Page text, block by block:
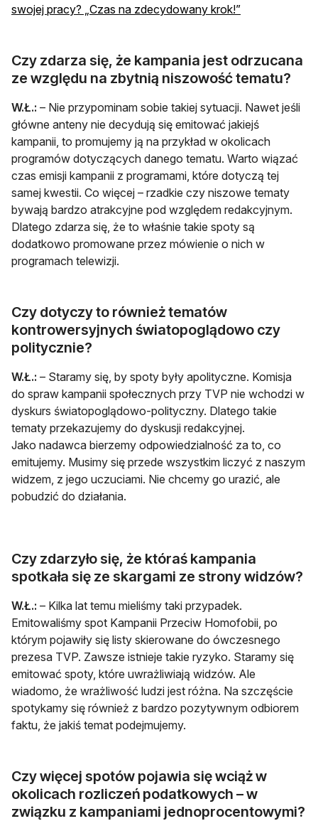
swojej pracy? „Czas na zdecydowany krok!”otwiera się w
Czy zdarza się, że kampania jest odrzucana
ze względu na zbytnią niszowość tematu?
W.Ł.: – Nie przypominam sobie takiej sytuacji. Nawet jeśli
główne anteny nie decydują się emitować jakiejś
kampanii, to promujemy ją na przykład w okolicach
programów dotyczących danego tematu. Warto wiązać
czas emisji kampanii z programami, które dotyczą tej
samej kwestii. Co więcej – rzadkie czy niszowe tematy
bywają bardzo atrakcyjne pod względem redakcyjnym.
Dlatego zdarza się, że to właśnie takie spoty są
dodatkowo promowane przez mówienie o nich w
programach telewizji.
Czy dotyczy to również tematów
kontrowersyjnych światopoglądowo czy
politycznie?
W.Ł.: – Staramy się, by spoty były apolityczne. Komisja
do spraw kampanii społecznych przy TVP nie wchodzi w
dyskurs światopoglądowo-polityczny. Dlatego takie
tematy przekazujemy do dyskusji redakcyjnej.
Jako nadawca bierzemy odpowiedzialność za to, co
emitujemy. Musimy się przede wszystkim liczyć z naszym
widzem, z jego uczuciami. Nie chcemy go urazić, ale
pobudzić do działania.
Czy zdarzyło się, że któraś kampania
spotkała się ze skargami ze strony widzów?
W.Ł.: – Kilka lat temu mieliśmy taki przypadek.
Emitowaliśmy spot Kampanii Przeciw Homofobii, po
którym pojawiły się listy skierowane do ówczesnego
prezesa TVP. Zawsze istnieje takie ryzyko. Staramy się
emitować spoty, które uwrażliwiają widzów. Ale
wiadomo, że wrażliwość ludzi jest różna. Na szczęście
spotykamy się również z bardzo pozytywnym odbiorem
faktu, że jakiś temat podejmujemy.
Czy więcej spotów pojawia się wciąż w
okolicach rozliczeń podatkowych – w
związku z kampaniami jednoprocentowymi?